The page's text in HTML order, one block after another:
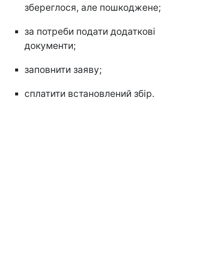
збереглося, але пошкоджене;
за потреби подати додаткові
документи;
заповнити заяву;
сплатити встановлений збір.